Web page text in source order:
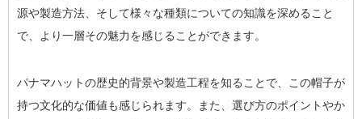
源や製造方法、そして様々な種類についての知識を深めること
で、より一層その魅力を感じることができます。
パナマハットの歴史的背景や製造工程を知ることで、この帽子が
持つ文化的な価値も感じられます。また、選び方のポイントやか